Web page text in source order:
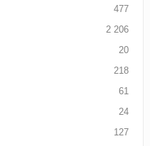
477
2 206
20
218
61
24
127